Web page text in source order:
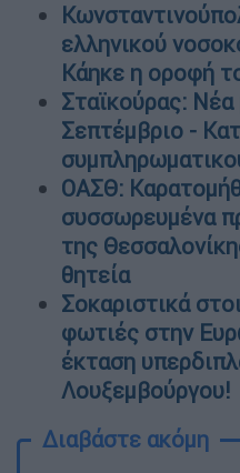
ελληνικού
Κάηκε η οροφή
Σταϊκούρας:
Σεπτέμβριο -
ΟΑΣΘ:
συσσωρευμένα
της
θητεία
Σοκαριστικά
φωτιές στην
έκταση
Λουξεμβούργου!
Διαβάστε ακόμη